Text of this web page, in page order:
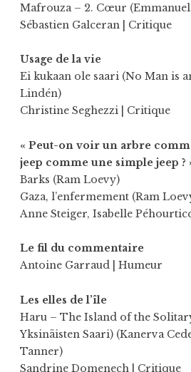
Mafrouza – 2. Cœur
Sébastien Galceran | Critique
Usage de la vie
Ei kukaan ole saari (No Man is
Lindén)
Christine Seghezzi | Critique
« Peut-on voir un arbre
jeep comme une simple jeep ?
Barks (Ram Loevy)
Gaza, l’enfermement (Ram
Anne Steiger, Isabelle
Le fil du commentaire
Antoine Garraud | Humeur
Les elles de l’île
Haru – The Island of the
Yksinäisten Saari) (Kanerva
Tanner)
Sandrine Domenech | Critique